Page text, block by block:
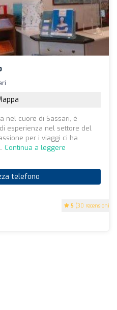
5 (30 recensioni)
nel cuore di Sassari, è
esperienza nel settore del
per i viaggi ci ha
Continua a leggere
telefono